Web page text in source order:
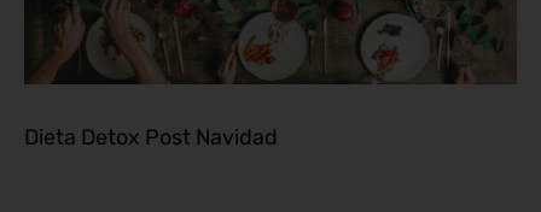
Dieta Detox Post Navidad